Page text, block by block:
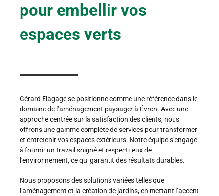
pour embellir vos
espaces verts
Gérard Elagage se positionne comme une référence dans le
domaine de l’aménagement paysager à Évron. Avec une
approche centrée sur la satisfaction des clients, nous
offrons une gamme complète de services pour transformer
et entretenir vos espaces extérieurs. Notre équipe s’engage
à fournir un travail soigné et respectueux de
l’environnement, ce qui garantit des résultats durables.
Nous proposons des solutions variées telles que
l’aménagement et la création de jardins, en mettant l’accent